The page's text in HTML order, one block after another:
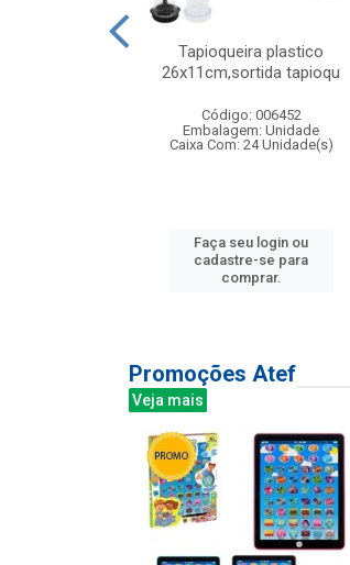
Tapioqueira plastico
26x11cm,sortida tapioqu
Código: 006452
Embalagem: Unidade
Caixa Com: 24 Unidade(s)
Faça seu login ou
cadastre-se para
comprar.
Promoções Atef
Veja mais